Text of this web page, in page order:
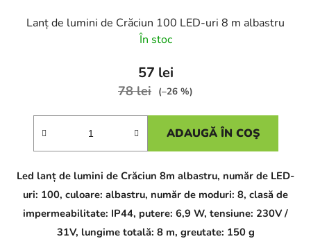
Lanț de lumini de Crăciun 100 LED-uri 8 m albastru
În stoc
57 lei
78 lei (–26 %)
ADAUGĂ ÎN COŞ
Led lanț de lumini de Crăciun 8m albastru, număr de LED-
uri: 100, culoare: albastru, număr de moduri: 8, clasă de
impermeabilitate: IP44, putere: 6,9 W, tensiune: 230V /
31V, lungime totală: 8 m, greutate: 150 g